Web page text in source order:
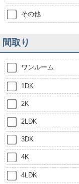
その他
間取り
ワンルーム
1DK
2K
2LDK
3DK
4K
4LDK